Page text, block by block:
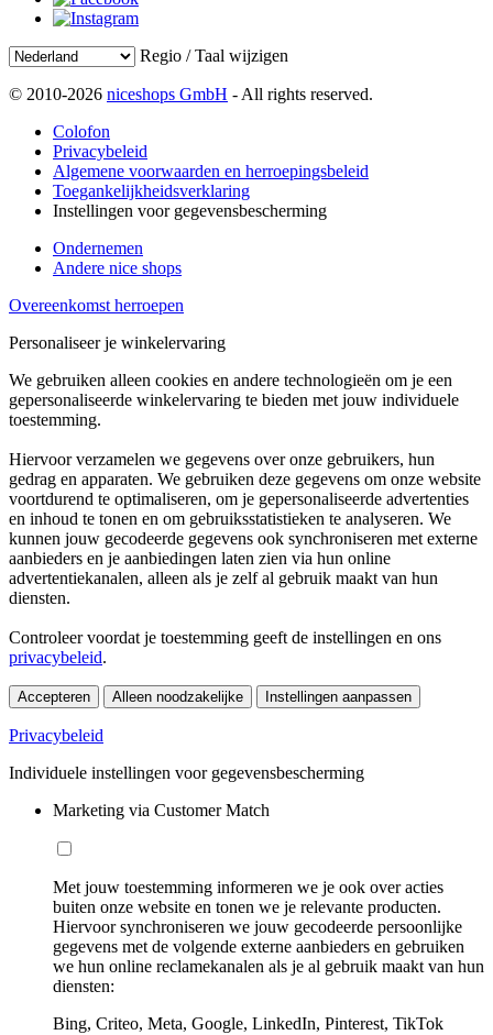
Regio / Taal wijzigen
© 2010-2026 niceshops GmbH - All rights reserved.
Colofon
Privacybeleid
Algemene voorwaarden en herroepingsbeleid
Toegankelijkheidsverklaring
Instellingen voor gegevensbescherming
Ondernemen
Andere nice shops
Overeenkomst herroepen
Personaliseer je winkelervaring
We gebruiken alleen cookies en andere technologieën om je een
gepersonaliseerde winkelervaring te bieden met jouw individuele
toestemming.
Hiervoor verzamelen we gegevens over onze gebruikers, hun
gedrag en apparaten. We gebruiken deze gegevens om onze website
voortdurend te optimaliseren, om je gepersonaliseerde advertenties
en inhoud te tonen en om gebruiksstatistieken te analyseren. We
kunnen jouw gecodeerde gegevens ook synchroniseren met externe
aanbieders en je aanbiedingen laten zien via hun online
advertentiekanalen, alleen als je zelf al gebruik maakt van hun
diensten.
Controleer voordat je toestemming geeft de instellingen en ons
privacybeleid.
Accepteren Alleen noodzakelijke Instellingen aanpassen
Privacybeleid
Individuele instellingen voor gegevensbescherming
Marketing via Customer Match
Met jouw toestemming informeren we je ook over acties
buiten onze website en tonen we je relevante producten.
Hiervoor synchroniseren we jouw gecodeerde persoonlijke
gegevens met de volgende externe aanbieders en gebruiken
we hun online reclamekanalen als je al gebruik maakt van hun
diensten:
Bing, Criteo, Meta, Google, LinkedIn, Pinterest, TikTok